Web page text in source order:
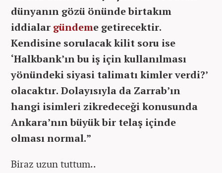
dünyanın gözü önünde birtakım
iddialar gündeme getirecektir.
Kendisine sorulacak kilit soru ise
‘Halkbank’ın bu iş için kullanılması
yönündeki siyasi talimatı kimler verdi?’
olacaktır. Dolayısıyla da Zarrab’ın
hangi isimleri zikredeceği konusunda
Ankara’nın büyük bir telaş içinde
olması normal.”
Biraz uzun tuttum..